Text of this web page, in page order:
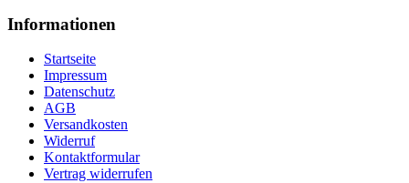
Informationen
Startseite
Impressum
Datenschutz
AGB
Versandkosten
Widerruf
Kontaktformular
Vertrag widerrufen